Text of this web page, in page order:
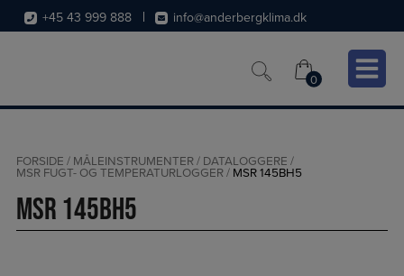
Hop
til
+45 43 999 888 info@anderbergklima.dk
0
0
FORSIDE / MÅLEINSTRUMENTER/ DATALOGGERE /
MSR FUGT- OG TEMPERATURLOGGER/ MSR 145BH5
MSR 145BH5